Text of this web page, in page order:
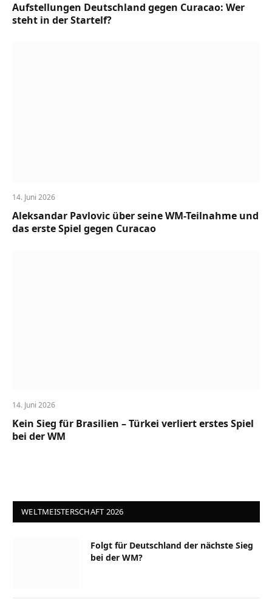
Aufstellungen Deutschland gegen Curacao: Wer
steht in der Startelf?
14. Juni 2026
Aleksandar Pavlovic über seine WM-Teilnahme und
das erste Spiel gegen Curacao
14. Juni 2026
Kein Sieg für Brasilien – Türkei verliert erstes Spiel
bei der WM
WELTMEISTERSCHAFT 2026
Folgt für Deutschland der nächste Sieg
bei der WM?